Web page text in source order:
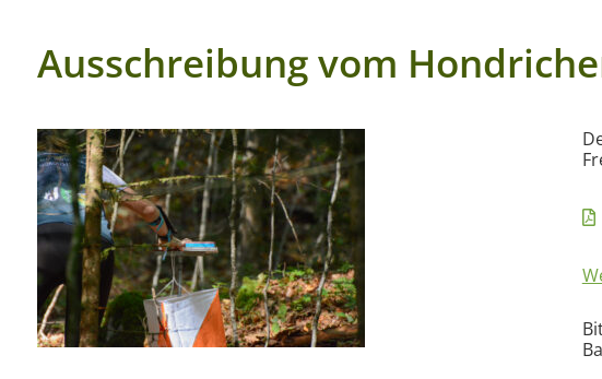
Ausschreibung vom